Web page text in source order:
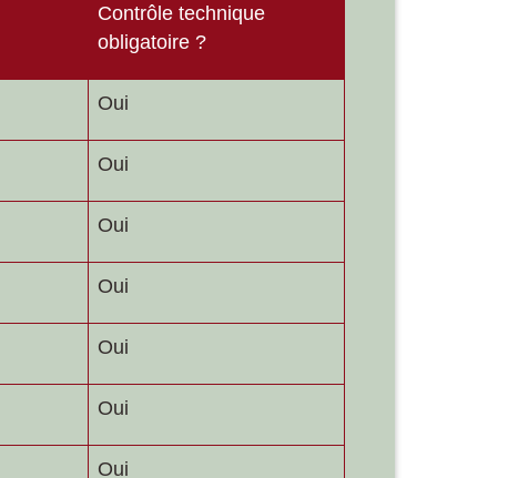
Contrôle technique
obligatoire ?
Oui
Oui
Oui
Oui
Oui
Oui
Oui